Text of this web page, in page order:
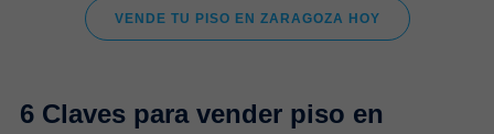
VENDE TU PISO EN ZARAGOZA HOY
6 Claves para vender piso en